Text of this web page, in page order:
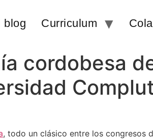
blog Curriculum
cordobesa
, todo un clásico entre los congresos